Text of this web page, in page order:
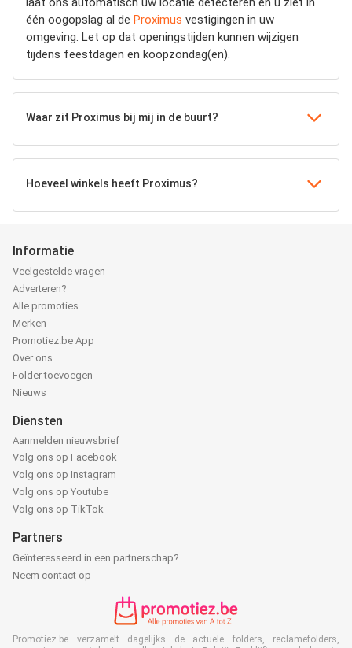
één oogopslag al de Proximus vestigingen in uw
omgeving. Let op dat openingstijden kunnen wijzigen
tijdens feestdagen en koopzondag(en).
Waar zit Proximus bij mij in de buurt?
Hoeveel winkels heeft Proximus?
Informatie
Veelgestelde vragen
Adverteren?
Alle promoties
Merken
Promotiez.be App
Over ons
Folder toevoegen
Nieuws
Diensten
Aanmelden nieuwsbrief
Volg ons op Facebook
Volg ons op Instagram
Volg ons op Youtube
Volg ons op TikTok
Partners
Geïnteresseerd in een partnerschap?
Neem contact op
Promotiez.be verzamelt dagelijks de actuele folders, reclamefolders,